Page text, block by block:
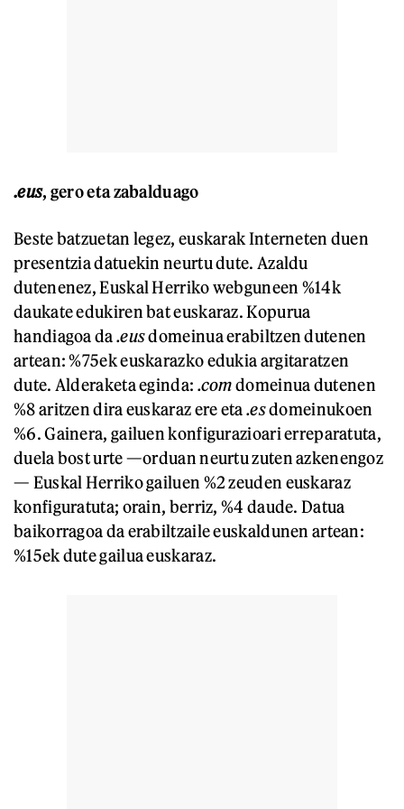
.eus, gero eta zabalduago
Beste batzuetan legez, euskarak Interneten duen
presentzia datuekin neurtu dute. Azaldu
dutenenez, Euskal Herriko webguneen %14k
daukate edukiren bat euskaraz. Kopurua
handiagoa da.eusdomeinua erabiltzen dutenen
artean: %75ek euskarazko edukia argitaratzen
dute. Alderaketa eginda: .comdomeinua dutenen
%8 aritzen dira euskaraz ere eta.esdomeinukoen
%6. Gainera, gailuen konfigurazioari erreparatuta,
duela bost urte —orduan neurtu zuten azkenengoz
— Euskal Herriko gailuen %2 zeuden euskaraz
konfiguratuta; orain, berriz, %4 daude. Datua
baikorragoa da erabiltzaile euskaldunen artean:
%15ek dute gailua euskaraz.